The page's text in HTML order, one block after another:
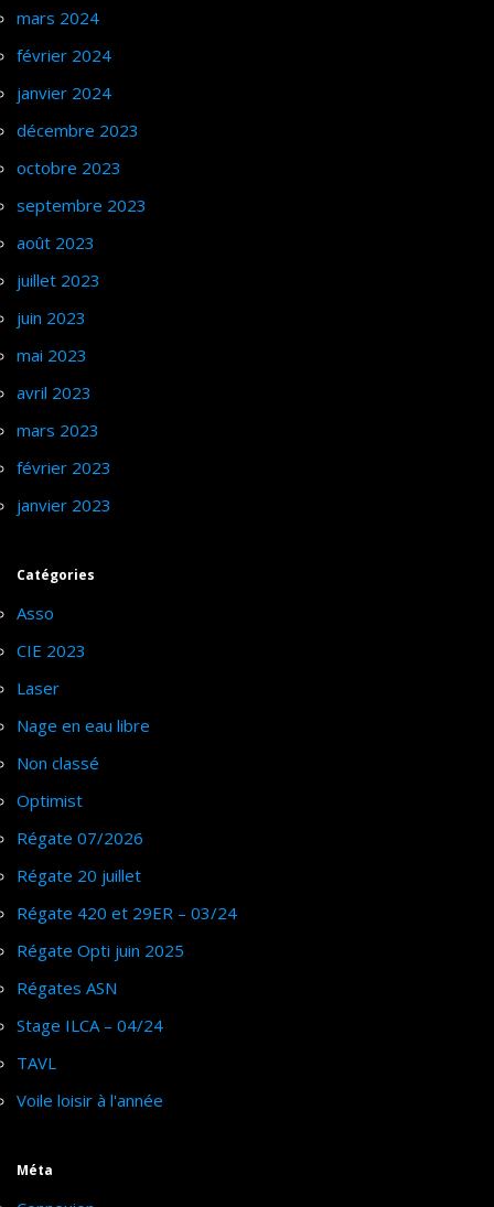
mars 2024
février 2024
janvier 2024
décembre 2023
octobre 2023
septembre 2023
août 2023
juillet 2023
juin 2023
mai 2023
avril 2023
mars 2023
février 2023
janvier 2023
Catégories
Asso
CIE 2023
Laser
Nage en eau libre
Non classé
Optimist
Régate 07/2026
Régate 20 juillet
Régate 420 et 29ER – 03/24
Régate Opti juin 2025
Régates ASN
Stage ILCA – 04/24
TAVL
Voile loisir à l'année
Méta